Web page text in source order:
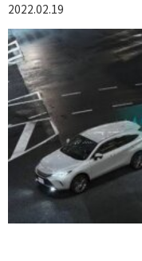
2022.02.19